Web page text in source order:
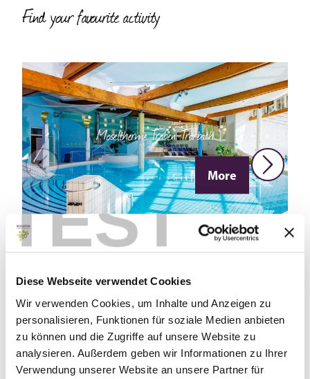
TEST
Diese Webseite verwendet Cookies
Wir verwenden Cookies, um Inhalte und Anzeigen zu
personalisieren, Funktionen für soziale Medien anbieten
zu können und die Zugriffe auf unsere Website zu
analysieren. Außerdem geben wir Informationen zu Ihrer
Verwendung unserer Website an unsere Partner für
Find your favourite activity
© Verbandsgemeindewerke Traben-Trarbach
Moseltherme Traben-Trarbach
More